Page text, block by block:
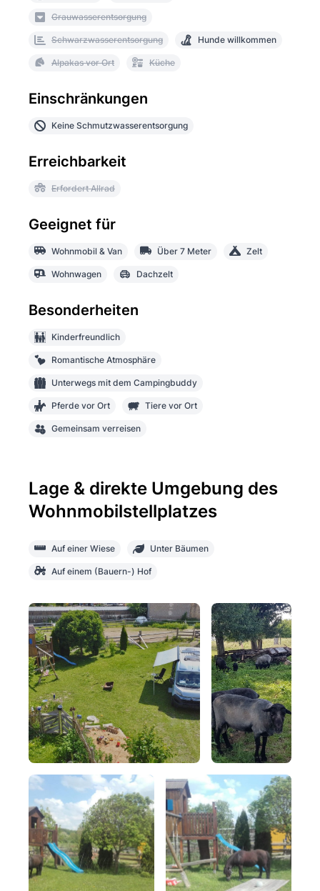
Grauwasserentsorgung
Schwarzwasserentsorgung Hunde willkommen
Alpakas vor Ort Küche
Einschränkungen
Keine Schmutzwasserentsorgung
Erreichbarkeit
Erfordert Allrad
Geeignet für
Wohnmobil & Van Über 7 Meter Zelt
Wohnwagen Dachzelt
Besonderheiten
Kinderfreundlich
Romantische Atmosphäre
Unterwegs mit dem Campingbuddy
Pferde vor Ort Tiere vor Ort
Gemeinsam verreisen
Lage & direkte Umgebung des
Wohnmobilstellplatzes
Auf einer Wiese Unter Bäumen
Auf einem (Bauern-) Hof